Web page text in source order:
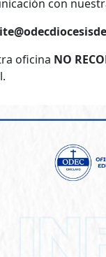
con
oficina NO